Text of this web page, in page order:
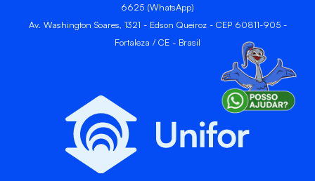
6625 (WhatsApp)
Av. Washington Soares, 1321 - Edson Queiroz - CEP 60811-905 -
Fortaleza / CE - Brasil